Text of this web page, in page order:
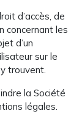
d’accès, de
concernant les
d’un
sur le
trouvent.
la Société
légales.